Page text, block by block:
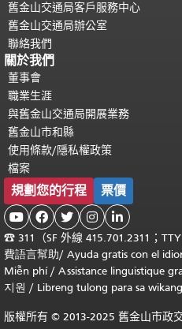
舊金山交通局客戶服務中心
舊金山交通局辦公室
聯絡我們
關於我們
董事會
職業生涯
與舊金山交通局開展業務
舊金山市和縣
使用條款/隱私權政策
檔案
規劃您的行程 票價
    
☎ 311（SF 外線 415.701.2311；
費語言幫助/ Ayuda gratis con el
Miễn phí/ Assistance linguistique
지원 / Libreng tulong para sa
版權所有 © 2013-2025 舊金山市政